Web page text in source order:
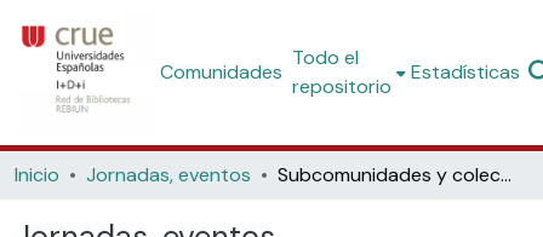
Comunidades
Todo el
repositorio
Estadísticas
Inicio Jornadas, eventos Subcomunidades y colecciones